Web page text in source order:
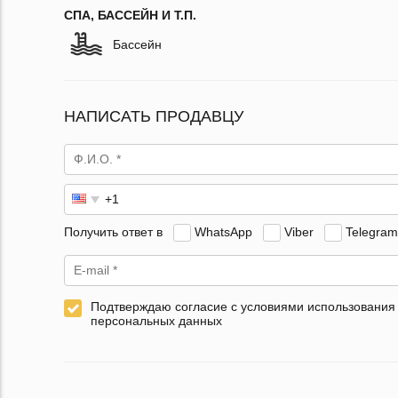
СПА, БАССЕЙН И Т.П.
Бассейн
НАПИСАТЬ ПРОДАВЦУ
Получить ответ в WhatsApp Viber Telegram
Подтверждаю согласие с условиями использования
персональных данных